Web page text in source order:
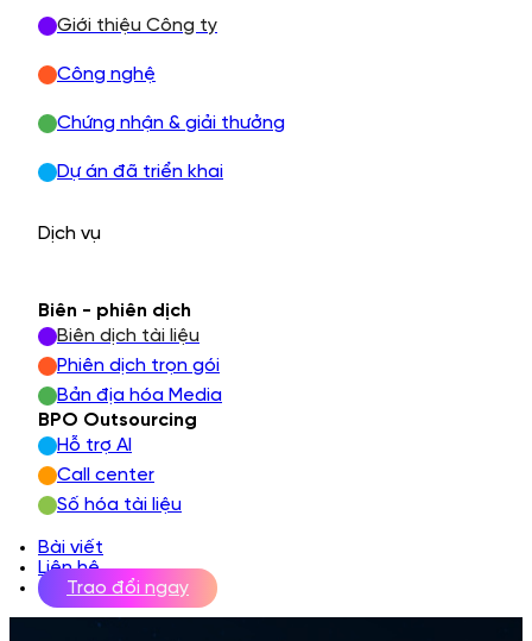
Giới thiệu Công ty
Công nghệ
Chứng nhận & giải thưởng
Dự án đã triển khai
Dịch vụ
Biên - phiên dịch
Biên dịch tài liệu
Phiên dịch trọn gói
Bản địa hóa Media
BPO Outsourcing
Hỗ trợ AI
Call center
Số hóa tài liệu
Bài viết
Liên hệ
Trao đổi ngay